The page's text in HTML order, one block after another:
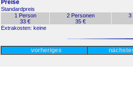
Preise
Standardpreis
1 Person
33 €
2 Personen
35 €
3
Extrakosten: keine
vorheriges